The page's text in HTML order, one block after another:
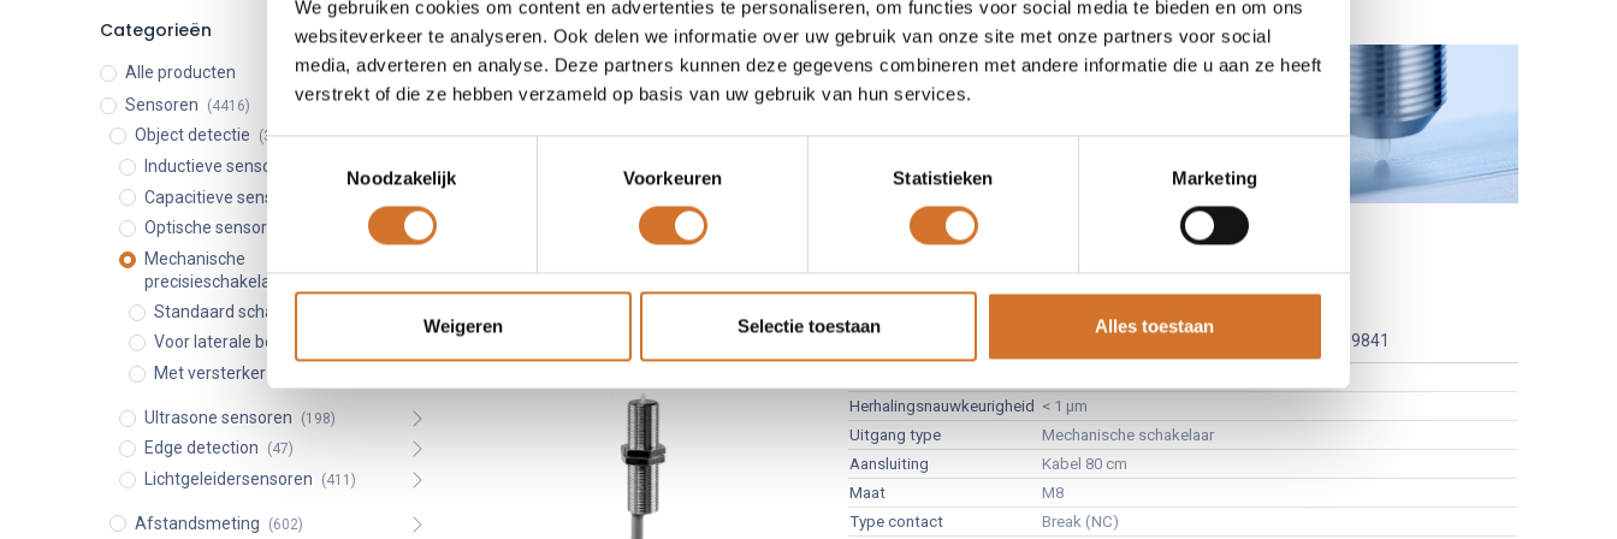
We gebruiken cookies om content en advertenties te personaliseren, om functies voor social media te bieden en om ons
websiteverkeer te analyseren. Ook delen we informatie over uw gebruik van onze site met onze partners voor social
media, adverteren en analyse. Deze partners kunnen deze gegevens combineren met andere informatie die u aan ze heeft
verstrekt of die ze hebben verzameld op basis van uw gebruik van hun services.
Noodzakelijk
Voorkeuren Statistieken Marketing
Weigeren Selectie toestaan Alles toestaan
Categorieën
Alle producten
Sensoren
(4416)
Object detectie (3361)
Inductieve sensoren
Capacitieve sensoren
Optische sensoren
Mechanische
precisieschakelaars
Standaard schakelaars
Voor laterale benadering
Met versterker
Ultrasone sensoren (198)
Edge detection (47)
Lichtgeleidersensoren (411)
Afstandsmeting (602)
Mechanische precisie schakelaars
Micrometer precisie in een compacte behuizing
Compact ontwerp voor montage in een zeer beperkte
Beschikbaar met (NC) en elektrische (NPN/PNP en
NO/NC) uitgangscircuits
Baumer MY COM F50/80
Artikelnummer : Leveranciersnummer : 10259841
Herhalingsnauwkeurigheid < 1 µm
Uitgang type
Mechanische schakelaar
Aansluiting
Kabel 80 cm
Maat
M8
Type contact
Break (NC)